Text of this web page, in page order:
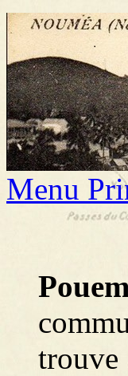
Menu
trouve